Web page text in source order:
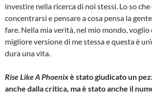
investire nella ricerca di noi stessi. Lo so
concentrarsi e pensare a cosa pensa la
fare. Nella mia verità, nel mio mondo, voglio
migliore versione di me stessa e questa è
dura una vita.
Rise Like A Phoenixè stato giudicato un
anche dalla critica, ma è stato anche il